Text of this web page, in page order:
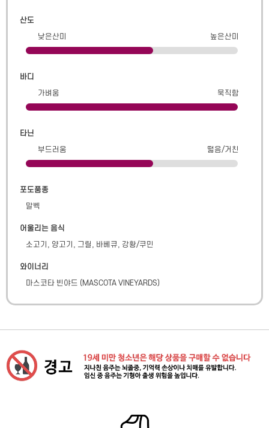
산도
낮은산미
높은산미
바디
가벼움
묵직함
타닌
부드러움
떫음/거친
포도품종
말벡
어울리는 음식
소고기, 양고기, 그릴, 바베큐, 강황/쿠민
와이너리
마스코타 빈야드 ( MASCOTA VINEYARDS)